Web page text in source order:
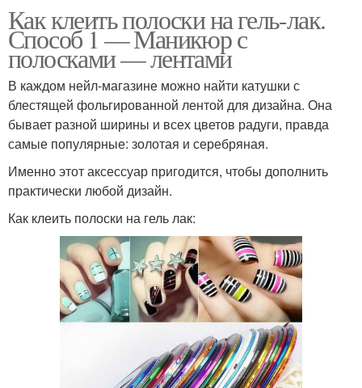
Как клеить полоски на гель-лак.
Способ 1 — Маникюр с
полосками — лентами
В каждом нейл-магазине можно найти катушки с
блестящей фольгированной лентой для дизайна. Она
бывает разной ширины и всех цветов радуги, правда
самые популярные: золотая и серебряная.
Именно этот аксессуар пригодится, чтобы дополнить
практически любой дизайн.
Как клеить полоски на гель лак: